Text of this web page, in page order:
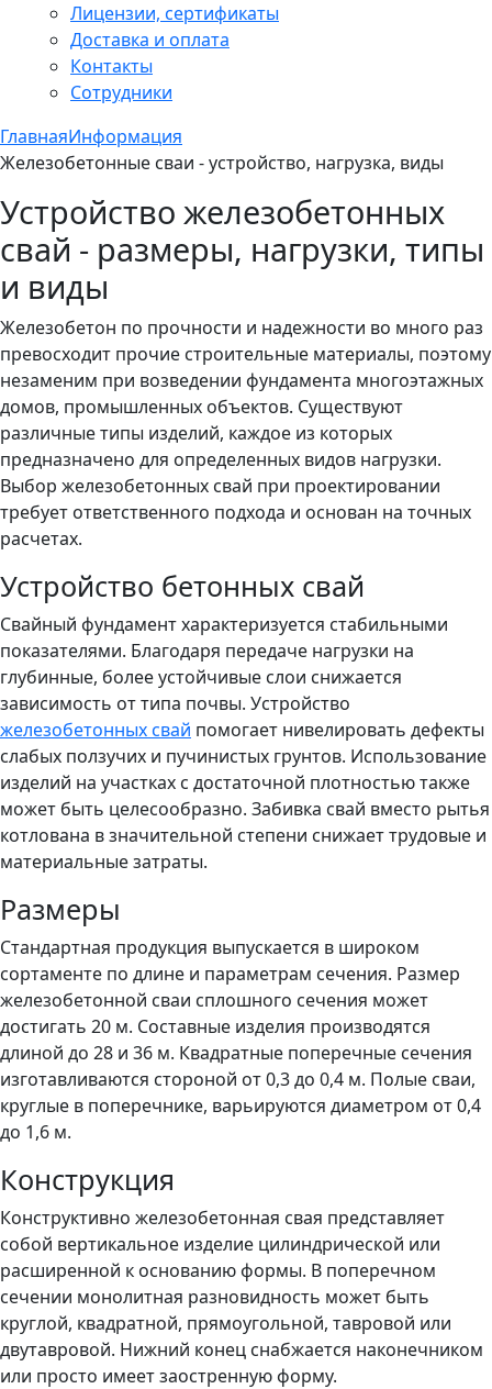
Лицензии, сертификаты
Доставка и оплата
Контакты
Сотрудники
ГлавнаяИнформация
Железобетонные сваи - устройство, нагрузка, виды
Устройство железобетонных
свай - размеры, нагрузки, типы
и виды
Железобетон по прочности и надежности во много раз
превосходит прочие строительные материалы, поэтому
незаменим при возведении фундамента многоэтажных
домов, промышленных объектов. Существуют
различные типы изделий, каждое из которых
предназначено для определенных видов нагрузки.
Выбор железобетонных свай при проектировании
требует ответственного подхода и основан на точных
расчетах.
Устройство бетонных свай
Свайный фундамент характеризуется стабильными
показателями. Благодаря передаче нагрузки на
глубинные, более устойчивые слои снижается
зависимость от типа почвы. Устройство
железобетонных свай помогает нивелировать дефекты
слабых ползучих и пучинистых грунтов. Использование
изделий на участках с достаточной плотностью также
может быть целесообразно. Забивка свай вместо рытья
котлована в значительной степени снижает трудовые и
материальные затраты.
Размеры
Стандартная продукция выпускается в широком
сортаменте по длине и параметрам сечения. Размер
железобетонной сваи сплошного сечения может
достигать 20 м. Составные изделия производятся
длиной до 28 и 36 м. Квадратные поперечные сечения
изготавливаются стороной от 0,3 до 0,4 м. Полые сваи,
круглые в поперечнике, варьируются диаметром от 0,4
до 1,6 м.
Конструкция
Конструктивно железобетонная свая представляет
собой вертикальное изделие цилиндрической или
расширенной к основанию формы. В поперечном
сечении монолитная разновидность может быть
круглой, квадратной, прямоугольной, тавровой или
двутавровой. Нижний конец снабжается наконечником
или просто имеет заостренную форму.